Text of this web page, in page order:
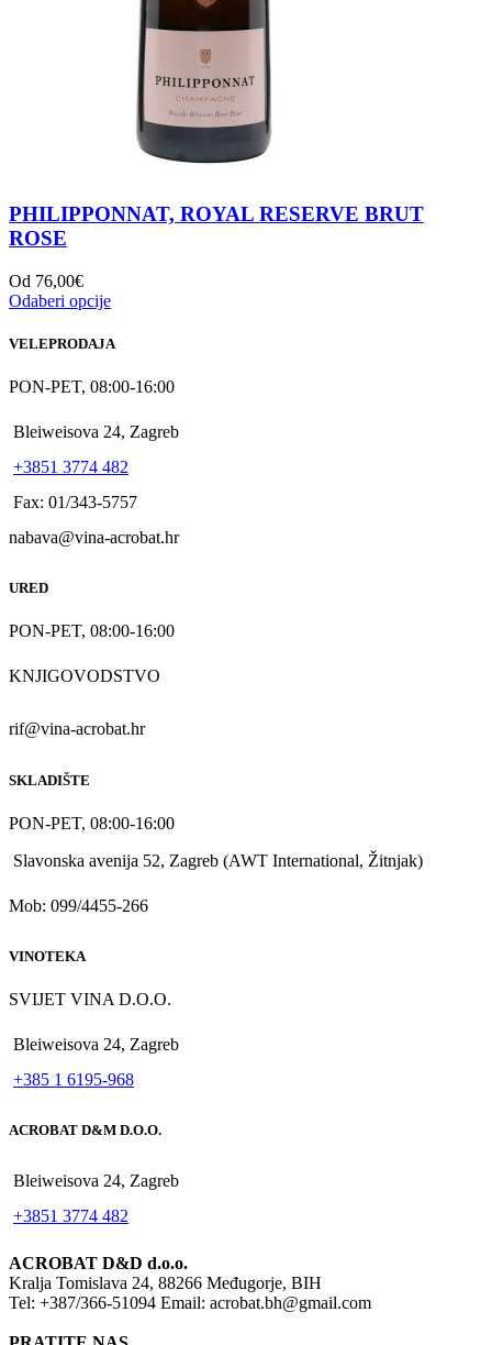
PHILIPPONNAT, ROYAL RESERVE BRUT
ROSE
Od 76,00€
Odaberi opcije
VELEPRODAJA
PON-PET, 08:00-16:00
Bleiweisova 24, Zagreb
+3851 3774 482
Fax: 01/343-5757
nabava@vina-acrobat.hr
URED
PON-PET, 08:00-16:00
KNJIGOVODSTVO
rif@vina-acrobat.hr
SKLADIŠTE
PON-PET, 08:00-16:00
Slavonska avenija 52, Zagreb (AWT International, Žitnjak)
Mob: 099/4455-266
VINOTEKA
SVIJET VINA D.O.O.
Bleiweisova 24, Zagreb
+385 1 6195-968
ACROBAT D&M D.O.O.
Bleiweisova 24, Zagreb
+3851 3774 482
ACROBAT D&D d.o.o.
Kralja Tomislava 24, 88266 Međugorje, BIH
Tel: +387/366-51094 Email: acrobat.bh@gmail.com